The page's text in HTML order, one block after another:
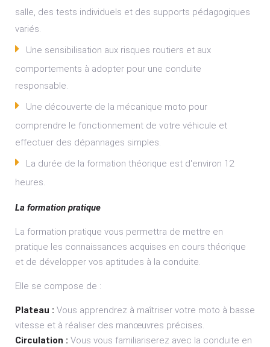
salle, des tests individuels et des supports pédagogiques
variés.
Une sensibilisation aux risques routiers et aux
comportements à adopter pour une conduite
responsable.
Une découverte de la mécanique moto pour
comprendre le fonctionnement de votre véhicule et
effectuer des dépannages simples.
La durée de la formation théorique est d'environ 12
heures.
La formation pratique
La formation pratique vous permettra de mettre en
pratique les connaissances acquises en cours théorique
et de développer vos aptitudes à la conduite.
Elle se compose de :
Plateau : Vous apprendrez à maîtriser votre moto à basse
vitesse et à réaliser des manœuvres précises.
Circulation : Vous vous familiariserez avec la conduite en